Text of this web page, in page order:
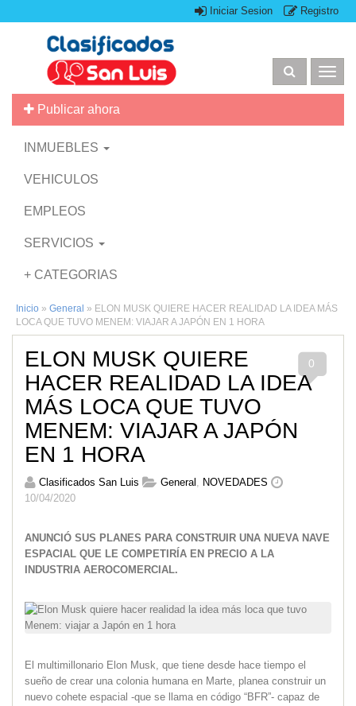
Iniciar Sesion Registro
Publicar ahora
INMUEBLES
VEHICULOS
EMPLEOS
SERVICIOS
+ CATEGORIAS
Inicio » General » ELON MUSK QUIERE HACER REALIDAD LA IDEA MÁS
LOCA QUE TUVO MENEM: VIAJAR A JAPÓN EN 1 HORA
0
ELON MUSK QUIERE
HACER REALIDAD LA IDEA
MÁS LOCA QUE TUVO
MENEM: VIAJAR A JAPÓN
EN 1 HORA
Clasificados San Luis General , NOVEDADES
10/04/2020
ANUNCIÓ SUS PLANES PARA CONSTRUIR UNA NUEVA NAVE
ESPACIAL QUE LE COMPETIRÍA EN PRECIO A LA
INDUSTRIA AEROCOMERCIAL.
El multimillonario Elon Musk, que tiene desde hace tiempo el
sueño de crear una colonia humana en Marte, planea construir un
nuevo cohete espacial -que se llama en código “BFR”- capaz de